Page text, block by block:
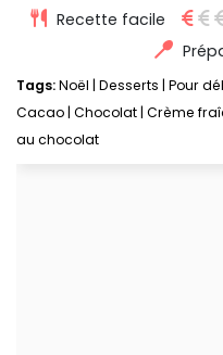
Recette facile
Tags:Noël Desserts Pour
Cacao Chocolat Crème
au chocolat